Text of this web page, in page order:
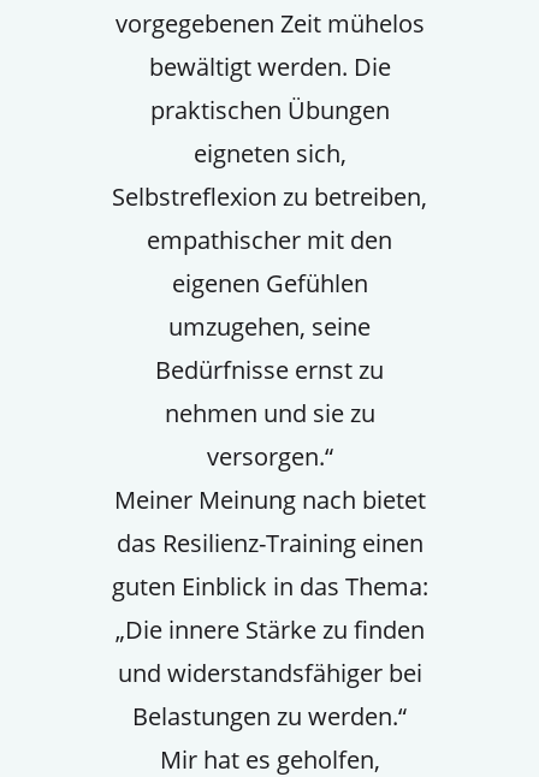
vorgegebenen Zeit mühelos
bewältigt werden. Die
praktischen Übungen
eigneten sich,
Selbstreflexion zu betreiben,
empathischer mit den
eigenen Gefühlen
umzugehen, seine
Bedürfnisse ernst zu
nehmen und sie zu
versorgen.“
Meiner Meinung nach bietet
das Resilienz-Training einen
guten Einblick in das Thema:
„Die innere Stärke zu finden
und widerstandsfähiger bei
Belastungen zu werden.“
Mir hat es geholfen,